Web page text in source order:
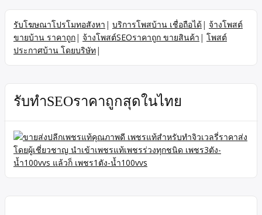
รับโฆษณาโปรโมทอสังหา | บริการโพสบ้าน เชื่อถือได้| จ้างโพสต์
ขายบ้าน ราคาถูก| จ้างโพสต์SEOราคาถูก ขายสินค้า | โพสต์
ประกาศบ้าน โดยบริษัท|
รับทำSEOราคาถูกสุดในไทย